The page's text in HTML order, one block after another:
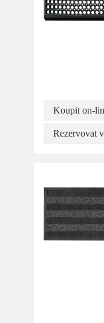
Koupit on-
Rezervovat